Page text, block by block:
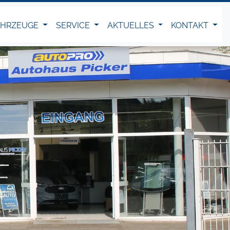
SERVICE AKTUELLES KONTAKT